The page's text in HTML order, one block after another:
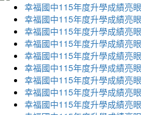
幸福國中115年度升學成績亮
幸福國中115年度升學成績亮
幸福國中115年度升學成績亮
幸福國中115年度升學成績亮
幸福國中115年度升學成績亮
幸福國中115年度升學成績亮
幸福國中115年度升學成績亮
幸福國中115年度升學成績亮
幸福國中115年度升學成績亮